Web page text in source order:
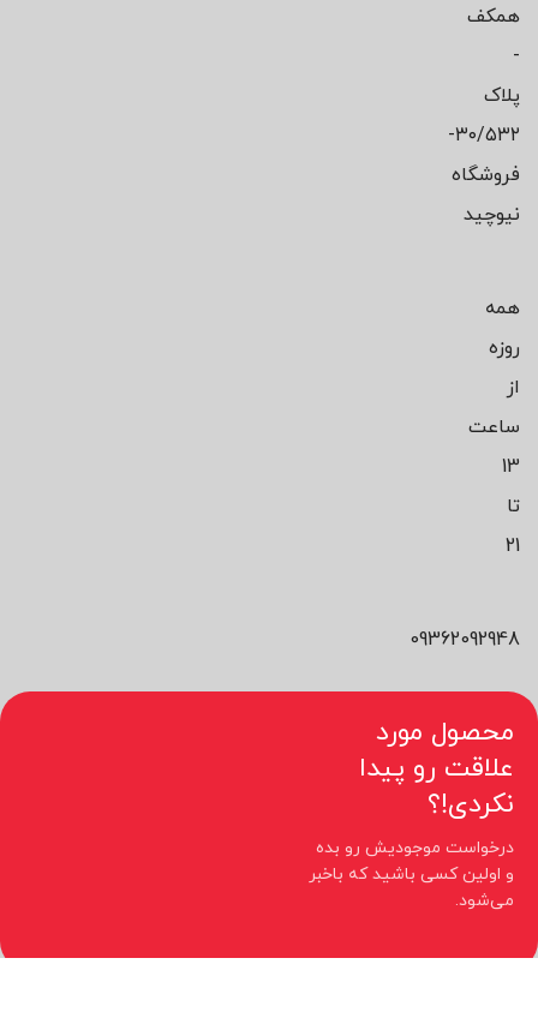
همکف
-
پلاک
۳۰/۵۳۲-
فروشگاه
نیوچید
همه
روزه
از
ساعت
13
تا
21
09362092948
محصول مورد
علاقت رو پیدا
نکردی!؟
درخواست موجودیش رو بده
و اولین کسی باشید که باخبر
می‌شود.